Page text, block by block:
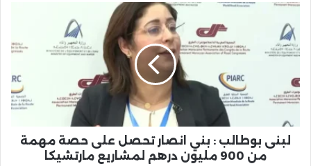
AISA'25
لبنى
بوطالب
بني
تحصل
على
مهمة
لبنى بوطالب : بني انصار تحصل على حصة مهمة
من 900 مليون درهم لمشاريع مارتشيكا